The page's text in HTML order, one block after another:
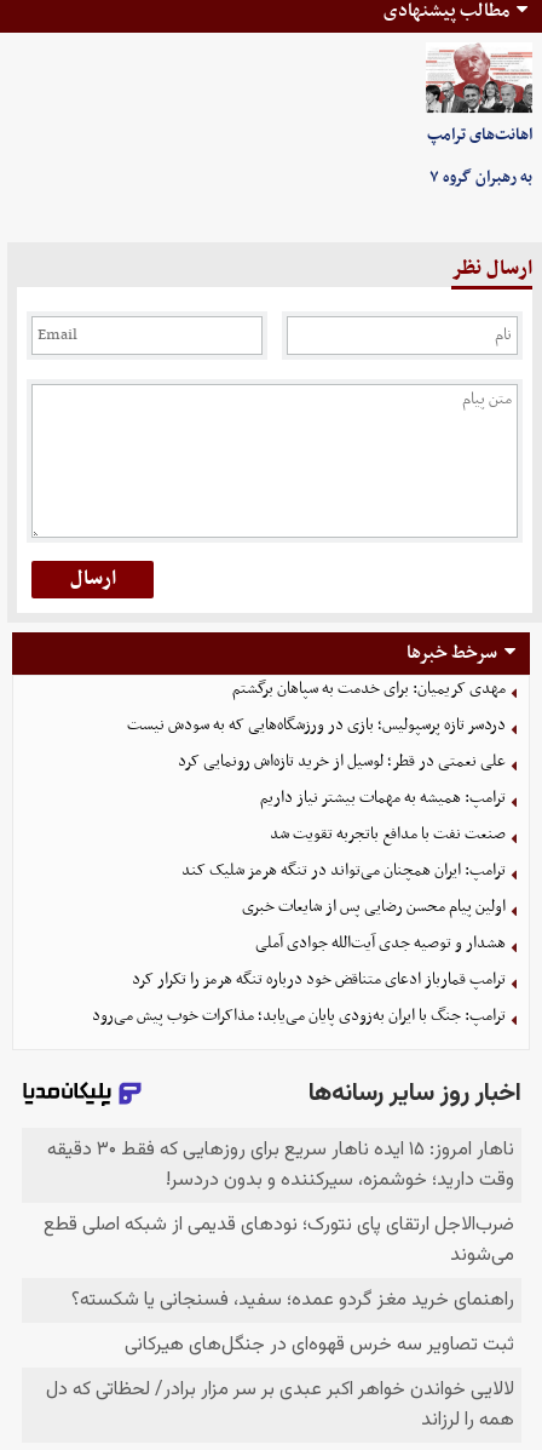
مطالب پیشنهادی
اهانت‌های ترامپ
به رهبران گروه ۷
ارسال نظر
سرخط خبرها
مهدی کریمیان: برای خدمت به سپاهان برگشتم
دردسر تازه پرسپولیس؛ بازی در ورزشگاه‌هایی که به سودش نیست
علی نعمتی در قطر؛ لوسیل از خرید تازه‌اش رونمایی کرد
ترامپ: همیشه به مهمات بیشتر نیاز داریم
صنعت نفت با مدافع باتجربه تقویت شد
ترامپ: ایران همچنان می‌تواند در تنگه هرمز شلیک کند
اولین پیام محسن رضایی پس از شایعات خبری
هشدار و توصیه جدی آیت‌الله جوادی آملی
ترامپ قمارباز ادعای متناقض خود درباره تنگه هرمز را تکرار کرد
ترامپ: جنگ با ایران به‌زودی پایان می‌یابد؛ مذاکرات خوب پیش می‌رود